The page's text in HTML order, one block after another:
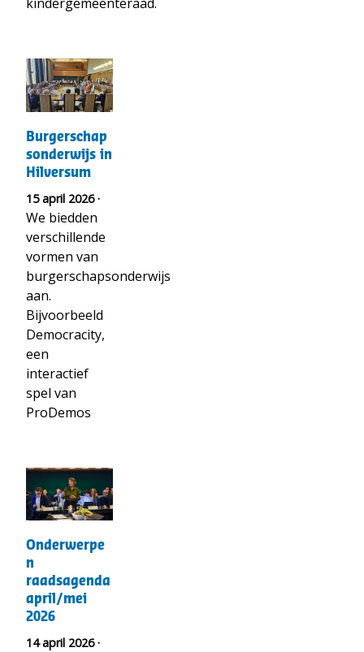
t("Lees
meer
over")
Burgerschapsonderwijs
in
Hilversum
Burgerschap
sonderwijs in
Hilversum
15 april 2026 ·
We biedden
verschillende
vormen van
burgerschapsonderwijs
aan.
Bijvoorbeeld
Democracity,
een
interactief
spel van
ProDemos
t("Lees
meer
over")
Onderwerpen
raadsagenda
april/mei
2026
Onderwerpe
n
raadsagenda
april/mei
2026
14 april 2026 ·